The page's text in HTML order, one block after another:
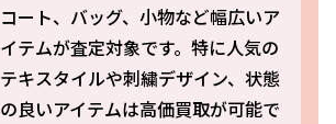
コート、バッグ、小物など幅広いア
イテムが査定対象です。特に人気の
テキスタイルや刺繍デザイン、状態
の良いアイテムは高価買取が可能で